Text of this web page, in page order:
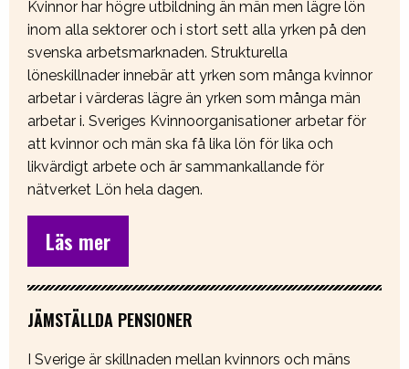
Kvinnor har högre utbildning än män men lägre lön
inom alla sektorer och i stort sett alla yrken på den
svenska arbetsmarknaden. Strukturella
löneskillnader innebär att yrken som många kvinnor
arbetar i värderas lägre än yrken som många män
arbetar i. Sveriges Kvinnoorganisationer arbetar för
att kvinnor och män ska få lika lön för lika och
likvärdigt arbete och är sammankallande för
nätverket Lön hela dagen.
Läs mer
JÄMSTÄLLDA PENSIONER
I Sverige är skillnaden mellan kvinnors och mäns